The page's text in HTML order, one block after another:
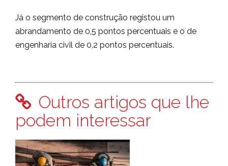
Já o segmento de construção registou um
abrandamento de 0,5 pontos percentuais e o de
engenharia civil de 0,2 pontos percentuais.
Outros artigos que lhe
podem interessar